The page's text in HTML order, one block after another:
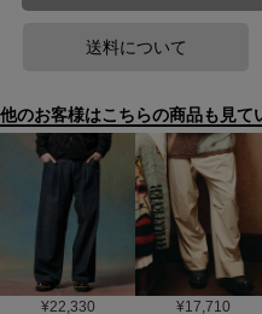
送料について
他のお客様はこちらの商品も見て
¥22,330 ¥17,710